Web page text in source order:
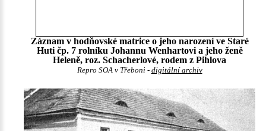
Záznam v hodňovské matrice o jeho narození ve Staré
Huti čp. 7 rolníku Johannu Wenhartovi a jeho ženě
Heleně, roz. Schacherlové, rodem z Pihlova
Repro SOA v Třeboni - digitální archiv